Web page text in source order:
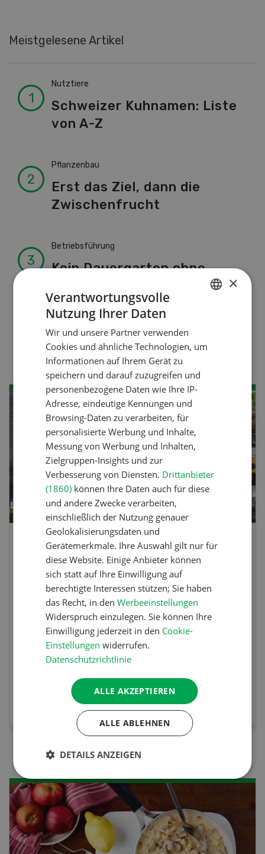
Meistgelesene Artikel
Nutztiere
Schweizer Kuhnamen: Liste
von A-Z
Pflanzenbau
Erst das Ziel, dann die
Zwischenfrucht
Betriebsführung
Kein Dauergarten ohne
Pflanzenbau
Raufutter aus dem Sack
NOV
08-
DEZ
31
Paysannes, on vous aime !
Eine immersive Ausstellung, die den Frauen in
der Landwirtschaft der Westschweiz gewidmet
MEHR ZUR VERANSTALTUNG
×
Verantwortungsvolle
Nutzung Ihrer Daten
Wir und unsere Partner verwenden
Cookies und ähnliche Technologien, um
Informationen auf Ihrem Gerät zu
speichern und darauf zuzugreifen und
personenbezogene Daten wie Ihre IP-
Adresse, eindeutige Kennungen und
Browsing-Daten zu verarbeiten, für
personalisierte Werbung und Inhalte,
Messung von Werbung und Inhalten,
Zielgruppen-Insights und zur
Verbesserung von Diensten. Drittanbieter
(1860) können Ihre Daten auch für diese
und andere Zwecke verarbeiten,
einschließlich der Nutzung genauer
Geolokalisierungsdaten und
Gerätemerkmale. Ihre Auswahl gilt nur für
diese Website. Einige Anbieter können
sich statt auf Ihre Einwilligung auf
berechtigte Interessen stützen; Sie haben
das Recht, in denWerbeeinstellungen
Widerspruch einzulegen. Sie können Ihre
Einwilligung jederzeit in den Cookie-
Einstellungen widerrufen.
Datenschutzrichtlinie
ALLE AKZEPTIEREN
ALLE ABLEHNEN
DETAILS ANZEIGEN